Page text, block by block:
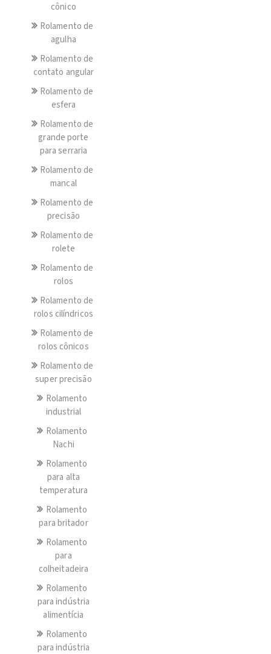
cônico
Rolamento de
agulha
Rolamento de
contato angular
Rolamento de
esfera
Rolamento de
grande porte
para serraria
Rolamento de
mancal
Rolamento de
precisão
Rolamento de
rolete
Rolamento de
rolos
Rolamento de
rolos cilíndricos
Rolamento de
rolos cônicos
Rolamento de
super precisão
Rolamento
industrial
Rolamento
Nachi
Rolamento
para alta
temperatura
Rolamento
para britador
Rolamento
para
colheitadeira
Rolamento
para indústria
alimentícia
Rolamento
para indústria